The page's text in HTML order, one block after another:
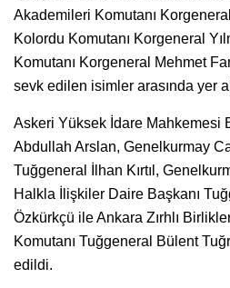
Akademileri Komutanı
Kolordu Komutanı Korgeneral
Komutanı Korgeneral Mehmet
sevk edilen isimler arasında yer
Askeri Yüksek İdare Mahkemesi
Abdullah Arslan, Genelkurmay
Tuğgeneral İlhan Kırtıl,
Halkla İlişkiler Daire Başkanı
Özkürkçü ile Ankara Zırhlı
Komutanı Tuğgeneral Bülent
edildi.